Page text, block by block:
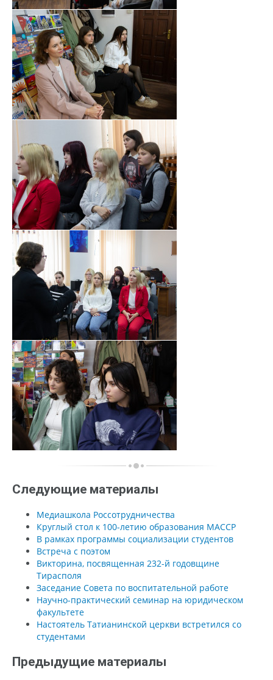
Следующие материалы
Медиашкола Россотрудничества
Круглый стол к 100-летию образования МАССР
В рамках программы социализации студентов
Встреча с поэтом
Викторина, посвященная 232-й годовщине
Тирасполя
Заседание Совета по воспитательной работе
Научно-практический семинар на юридическом
факультете
Настоятель Татианинской церкви встретился со
студентами
Предыдущие материалы